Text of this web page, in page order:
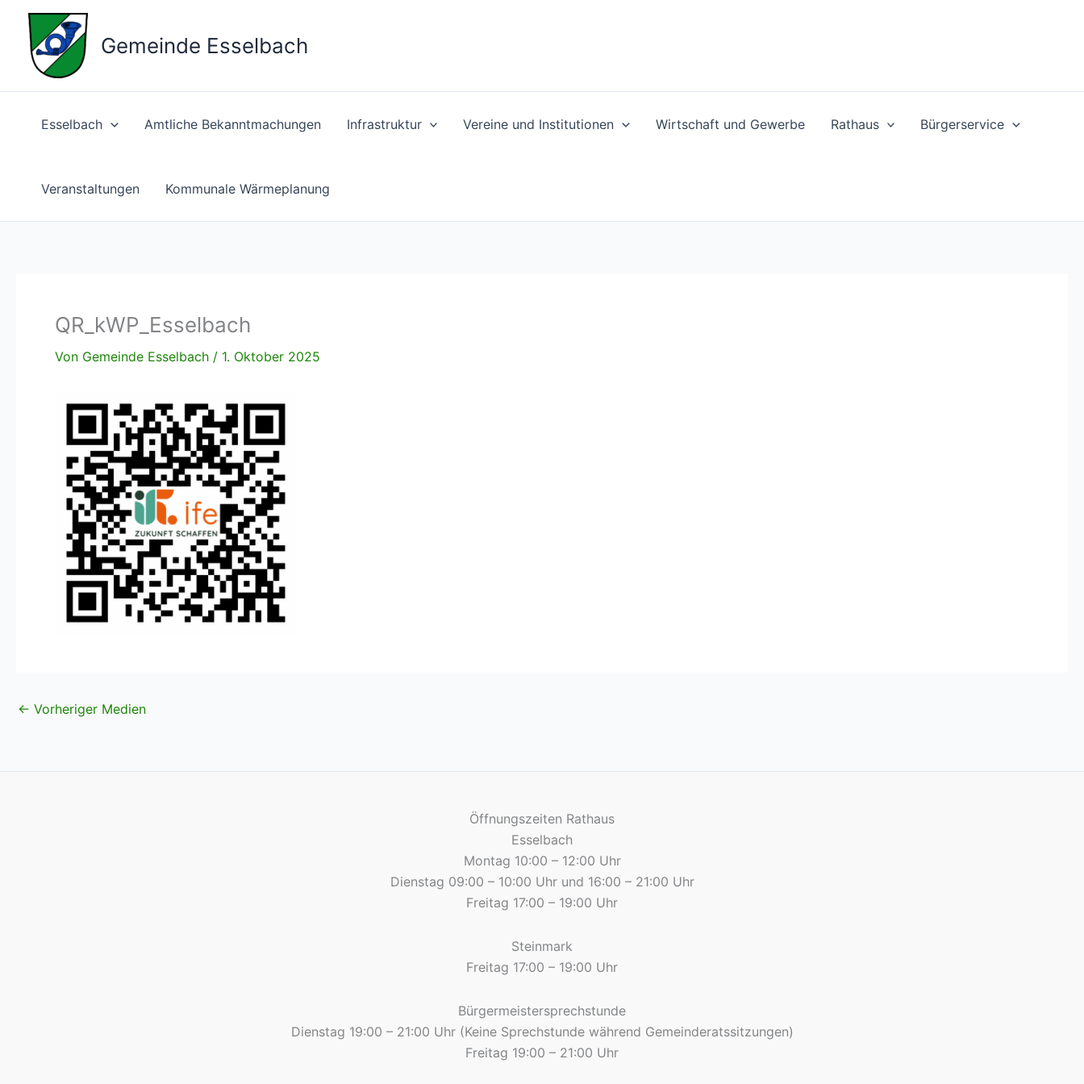
Inhalt
springen
Gemeinde Esselbach
Esselbach Amtliche Bekanntmachungen Infrastruktur Vereine und Institutionen Wirtschaft und Gewerbe Rathaus Bürgerservice
Veranstaltungen Kommunale Wärmeplanung
QR_kWP_Esselbach
Von Gemeinde Esselbach / 1. Oktober 2025
← Vorheriger Medien
Öffnungszeiten Rathaus
Esselbach
Montag 10:00 – 12:00 Uhr
Dienstag 09:00 – 10:00 Uhr und 16:00 – 21:00 Uhr
Freitag 17:00 – 19:00 Uhr
Steinmark
Freitag 17:00 – 19:00 Uhr
Bürgermeistersprechstunde
Dienstag 19:00 – 21:00 Uhr (Keine Sprechstunde während Gemeinderatssitzungen)
Freitag 19:00 – 21:00 Uhr